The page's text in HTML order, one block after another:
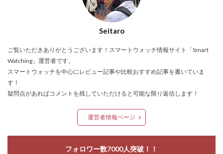
Seitaro
ご覧いただきありがとうございます！スマートウォッチ情報サイト「Smart
Watching」運営者です。
スマートウォッチを中心にレビュー記事や比較おすすめ記事を書いていま
す！
疑問点があればコメントを残していただけると可能な限り返信します！
運営者情報ページ
フォロワー数7000人突破！！